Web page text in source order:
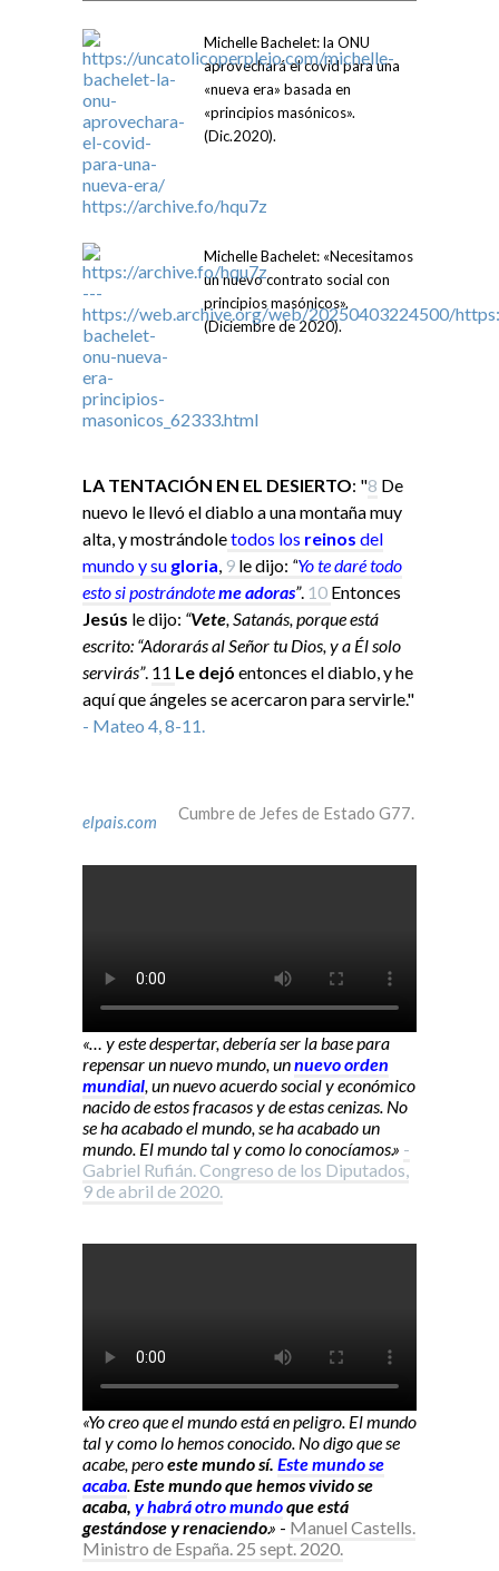
Michelle Bachelet: la ONU
aprovechará el covid para una
«nueva era» basada en
«principios masónicos».
(Dic.2020).
Michelle Bachelet: «Necesitamos
un nuevo contrato social con
principios masónicos».
(Diciembre de 2020).
LA TENTACIÓN EN EL DESIERTO: "8 De
nuevo le llevó el diablo a una montaña muy
alta, y mostrándoletodos los reinos del
mundo y su gloria, 9 le dijo: “Yote daré todo
esto sipostrándoteme adoras”. 10 Entonces
Jesús le dijo: “Vete, Satanás, porque está
escrito: “Adorarás al Señor tu Dios, y a Él solo
servirás”. 11 Le dejó entonces el diablo, y he
aquí que ángeles se acercaron para servirle."
- Mateo 4, 8-11.
elpais.com Cumbre de Jefes de Estado G77.
«… y este despertar, debería ser la base para
repensar un nuevo mundo, unnuevo orden
mundial, un nuevo acuerdo social y económico
nacido de estos fracasos y de estas cenizas. No
se ha acabado el mundo, se ha acabado un
mundo. El mundo tal y como lo conocíamos.» -
Gabriel Rufián. Congreso de los Diputados,
9 de abril de 2020.
«Yo creo que el mundo está en peligro. El mundo
tal y como lo hemos conocido. No digo que se
acabe, peroeste mundo sí. Este mundo se
acaba.Este mundo que hemos vivido se
acaba, y habrá otro mundoque está
gestándose y renaciendo.» - Manuel Castells.
Ministro de España. 25 sept. 2020.